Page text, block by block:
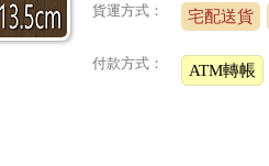
貨運方式： 宅配送貨
付款方式： ATM轉帳